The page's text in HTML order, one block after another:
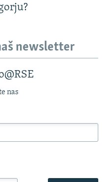
newsletter
nas